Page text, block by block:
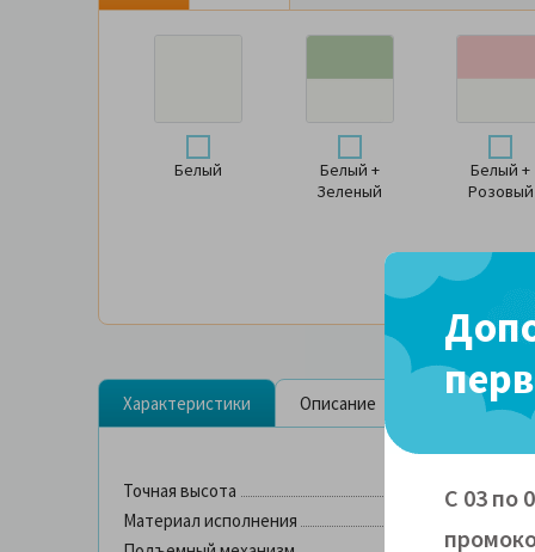
Белый
Белый +
Зеленый
Белый +
Розовый
Характеристики Описание Доставка и
Точная высота
Материал исполнения
С 03 по